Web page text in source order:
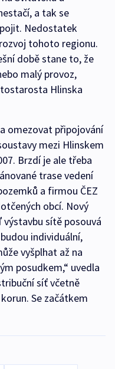
a tak se
Nedostatek
tohoto regionu.
době stane to, že
malý provoz,
Hlinska
omezovat připojování
mezi Hlinskem
Brzdí je ale třeba
trase vedení
a firmou ČEZ
obcí. Nový
sítě posouvá
individuální,
vyšplhat až na
posudkem,“ uvedla
síť včetně
Se začátkem